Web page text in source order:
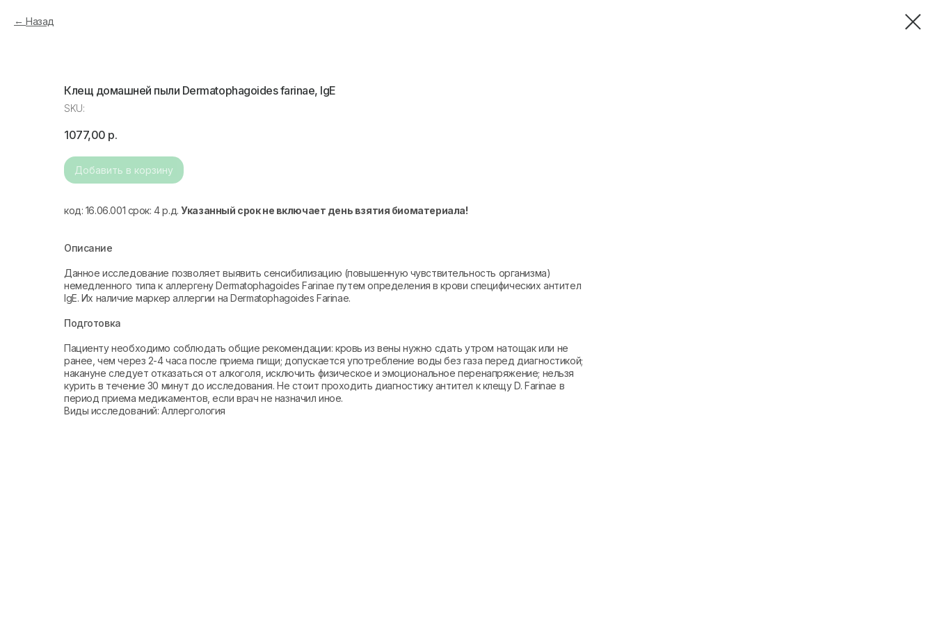
Назад
Клещ домашней пыли Dermatophagoides farinae, IgE
SKU:
1077,00 р.
Добавить в корзину
код: 16.06.001 срок: 4 р.д.Указанный срок не включает день взятия биоматериала!
Описание
Данное исследование позволяет выявить сенсибилизацию (повышенную чувствительность организма)
немедленного типа к аллергену Dermatophagoides Farinae путем определения в крови специфических антител
IgE. Их наличие маркер аллергии на Dermatophagoides Farinae.
Подготовка
Пациенту необходимо соблюдать общие рекомендации: кровь из вены нужно сдать утром натощак или не
ранее, чем через 2-4 часа после приема пищи; допускается употребление воды без газа перед диагностикой;
накануне следует отказаться от алкоголя, исключить физическое и эмоциональное перенапряжение; нельзя
курить в течение 30 минут до исследования. Не стоит проходить диагностику антител к клещу D. Farinae в
период приема медикаментов, если врач не назначил иное.
Виды исследований: Аллергология